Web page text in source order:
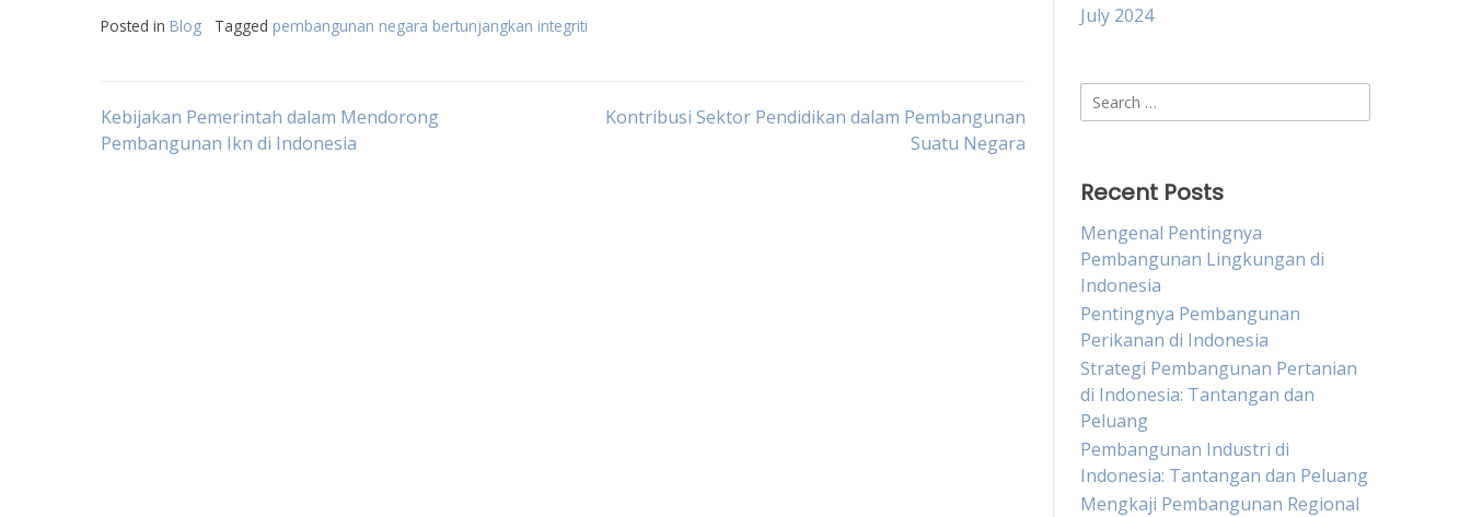
Posted in Blog Tagged pembangunan negara bertunjangkan integriti
Post
Kebijakan Pemerintah dalam Mendorong
Pembangunan Ikn di Indonesia
Kontribusi Sektor Pendidikan dalam Pembangunan
Suatu Negara
July 2024
Search
for:
Recent Posts
Mengenal Pentingnya
Pembangunan Lingkungan di
Indonesia
Pentingnya Pembangunan
Perikanan di Indonesia
Strategi Pembangunan Pertanian
di Indonesia: Tantangan dan
Peluang
Pembangunan Industri di
Indonesia: Tantangan dan Peluang
Mengkaji Pembangunan Regional